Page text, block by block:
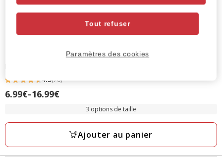
4.5
étoiles
70
4.5(70)
Prix
6.99€-16.99€
3 options de taille
Ajouter au panier
Tout refuser
Paramètres des cookies